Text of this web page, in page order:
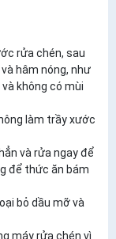
rửa chén, sau
hâm nóng, như
không có mùi
làm trầy xước
và rửa ngay để
để thức ăn bám
bỏ dầu mỡ và
máy rửa chén vì